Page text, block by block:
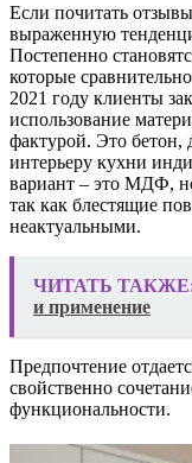
Если почитать
выраженную
Постепенно
которые
2021 году клиенты
использование
фактурой. Это бетон,
интерьеру кухни
вариант – это МДФ,
так как блестящие
неактуальными.
ЧИТАТЬ
и применение
Предпочтение
свойственно
функциональности.